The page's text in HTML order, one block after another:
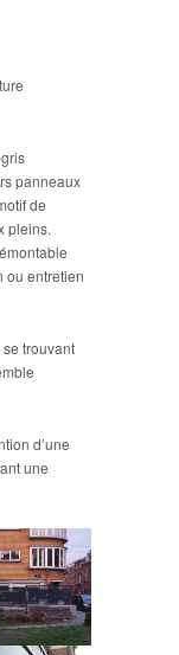
panneaux
de
pleins.
ou entretien
trouvant
d’une
une